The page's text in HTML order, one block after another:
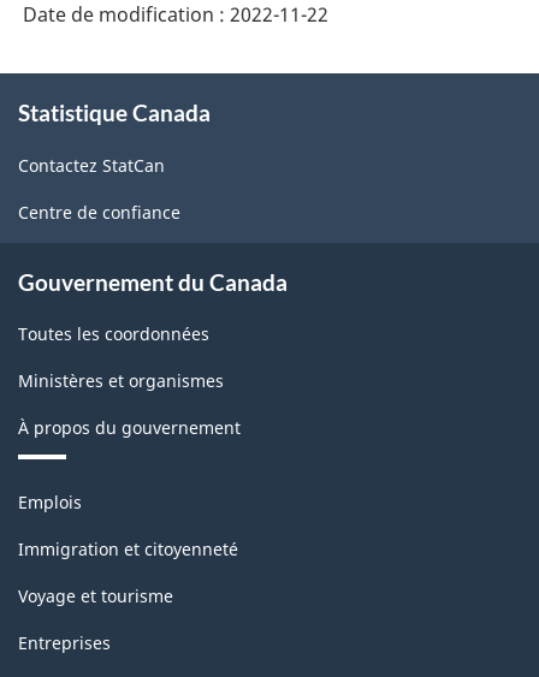
(SCIAN
2017)
-
Date de modification : 2022-11-22
propos
ce
site
Statistique Canada
Contactez StatCan
Centre de confiance
Gouvernement du Canada
Toutes les coordonnées
Ministères et organismes
À propos du gouvernement
Thèmes
sujets
Emplois
Immigration et citoyenneté
Voyage et tourisme
Entreprises